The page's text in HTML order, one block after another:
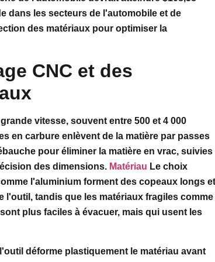
dans les secteurs de l'automobile et de
des matériaux pour optimiser la
CNC et des
vitesse, souvent entre 500 et 4 000
en carbure enlèvent de la matière par passes
pour éliminer la matière en vrac, suivies
des dimensions. Matériau Le choix
l'aluminium forment des copeaux longs et
tandis que les matériaux fragiles comme
plus faciles à évacuer, mais qui usent les
déforme plastiquement le matériau avant